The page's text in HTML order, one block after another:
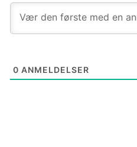
0 ANMELDELSER